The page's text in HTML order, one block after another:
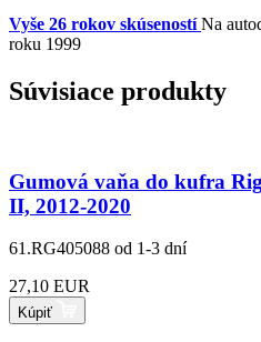
Vyše 26 rokov skúseností Na
roku 1999
Súvisiace produkty
Gumová vaňa do kufra
II, 2012-2020
61.RG405088 od 1-3 dní
27,10 EUR
Kúpiť